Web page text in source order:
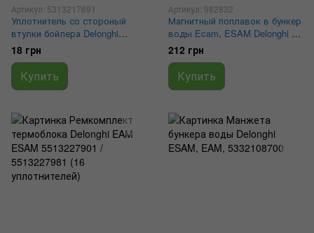
Артикул: 5313217691
Уплотнитель со стороный
втулки бойлера Delonghi
8.5x4.5x2 mm 5313217691
18 грн
Купить
Артикул: 982832
Магнитный поплавок в бункер
воды Ecam, ESAM Delonghi с
прорезью
212 грн
Купить